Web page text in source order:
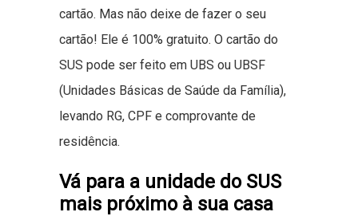
cartão. Mas não deixe de fazer o seu
cartão! Ele é 100% gratuito. O cartão do
SUS pode ser feito em UBS ou UBSF
(Unidades Básicas de Saúde da Família),
levando RG, CPF e comprovante de
residência.
Vá para a unidade do SUS
mais próximo à sua casa